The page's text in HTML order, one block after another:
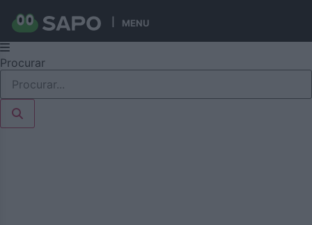
MENU
Pular
para
conteúdo
Procurar